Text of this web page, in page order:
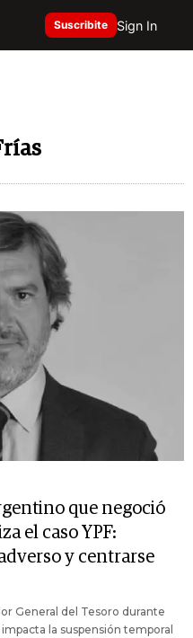
Suscribite Sign In
que negoció
el caso YPF:
y centrarse
General del Tesoro durante
la suspensión temporal